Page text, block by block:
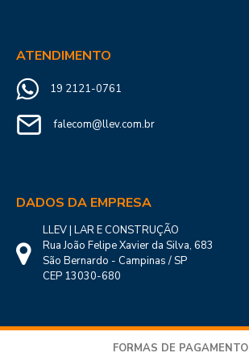
ATENDIMENTO
19 2121-0761
falecom@llev.com.br
DADOS DA EMPRESA
LLEV | LAR E CONSTRUÇÃO
Rua João Felipe Xavier da Silva, 683
São Bernardo - Campinas / SP
CEP 13030-680
FORMAS DE PAGAMENTO